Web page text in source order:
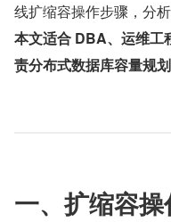
线扩缩容操作步骤，分
本文适合 DBA、运维工
责分布式数据库容量规
一、扩缩容